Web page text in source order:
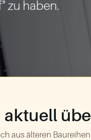
aus älteren